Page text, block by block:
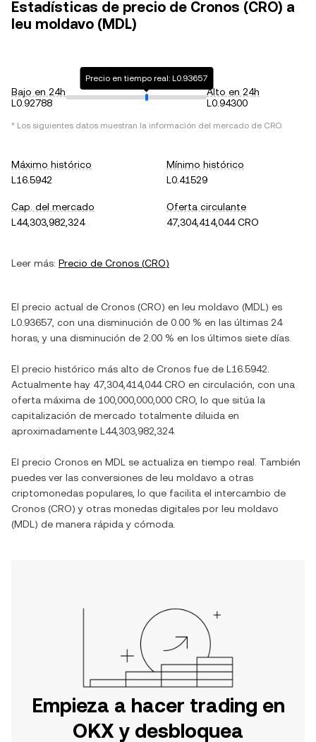
Estadísticas de precio de Cronos (CRO) a
leu moldavo (MDL)
Bajo en 24h
L0.92788
Precio en tiempo real: L0.93657
Alto en 24h
L0.94300
* Los siguientes datos muestran la información del mercado de CRO.
Máximo histórico
L16.5942
Mínimo histórico
L0.41529
Cap. del mercado
L44,303,982,324
Oferta circulante
47,304,414,044 CRO
Leer más: Precio de Cronos (CRO)
El precio actual de Cronos (CRO) en leu moldavo (MDL ) es
L0.93657 , con una disminución de 0.00 % en las últimas 24
horas, y una disminución de 2.00 % en los últimos siete días.
El precio histórico más alto de Cronos fue de L16.5942
Actualmente hay 47,304,414,044 CRO en circulación, con una
oferta máxima de 100,000,000,000 CRO , lo que sitúa la
capitalización de mercado totalmente diluida en
aproximadamente L44,303,982,324.
El precio Cronos en MDL
se actualiza en tiempo real. También
puedes ver las conversiones de leu moldavo a otras
criptomonedas populares, lo que facilita el intercambio de
Cronos (CRO) y otras monedas digitales por leu moldavo
(MDL ) de manera rápida y cómoda.
Empieza a hacer trading en
OKX y desbloquea